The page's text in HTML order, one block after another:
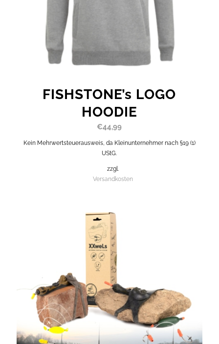
FISHSTONE’s LOGO
HOODIE
€44,99
Kein Mehrwertsteuerausweis, da Kleinunternehmer nach §19 (1)
UStG.
zzgl.
Versandkosten